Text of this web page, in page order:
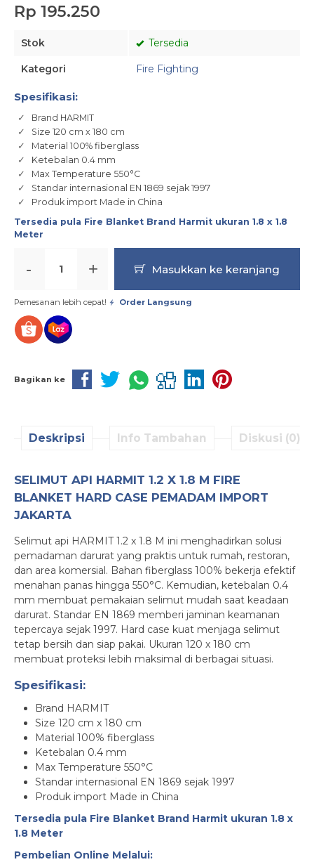
Rp 195.250
Stok Tersedia
Kategori Fire Fighting
Spesifikasi:
Brand HARMIT
Size 120 cm x 180 cm
Material 100% fiberglass
Ketebalan 0.4 mm
Max Temperature 550°C
Standar internasional EN 1869 sejak 1997
Produk import Made in China
Tersedia pula Fire Blanket Brand Harmit ukuran 1.8 x 1.8
Meter
- + Masukkan ke keranjang
Pemesanan lebih cepat! Order Langsung
Bagikan ke
Deskripsi Info Tambahan Diskusi (0)
SELIMUT API HARMIT 1.2 X 1.8 M FIRE
BLANKET HARD CASE PEMADAM IMPORT
JAKARTA
Selimut api HARMIT 1.2 x 1.8 M ini menghadirkan solusi
pemadaman darurat yang praktis untuk rumah, restoran,
dan area komersial. Bahan fiberglass 100% bekerja efektif
menahan panas hingga 550°C. Kemudian, ketebalan 0.4
mm membuat pemakaian selimut mudah saat keadaan
darurat. Standar EN 1869 memberi jaminan keamanan
tepercaya sejak 1997. Hard case kuat menjaga selimut
tetap bersih dan siap pakai. Ukuran 120 x 180 cm
membuat proteksi lebih maksimal di berbagai situasi.
Spesifikasi:
Brand HARMIT
Size 120 cm x 180 cm
Material 100% fiberglass
Ketebalan 0.4 mm
Max Temperature 550°C
Standar internasional EN 1869 sejak 1997
Produk import Made in China
Tersedia pula Fire Blanket Brand Harmit ukuran 1.8 x
1.8 Meter
Pembelian Online Melalui: